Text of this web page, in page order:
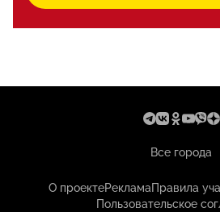
Все города
О проектеРекламаПравила
Пользовательское